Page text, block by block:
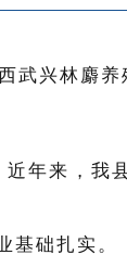
武兴林麝养
近年来，我
基础扎实。